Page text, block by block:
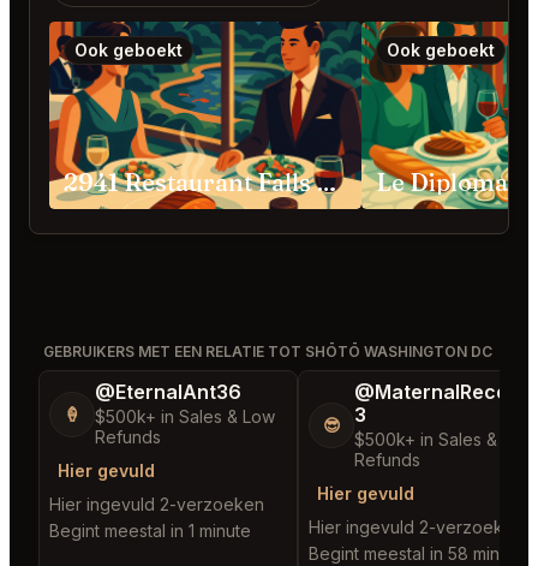
Ook geboekt
2941 Restaurant Falls Church
Ook geboekt
GEBRUIKERS MET EEN RELATIE TOT SHŌTŌ WASHINGTON DC
🍦
@EternalAnt36
$500k+ in Sales & Low
Refunds
Hier gevuld
Hier ingevuld 2-verzoeken
Begint meestal in 1 minute
😎
3
$500k+ in Sales & Low
Refunds
Hier gevuld
Hier ingevuld 2-verzoeken
Begint meestal in 58 minutes